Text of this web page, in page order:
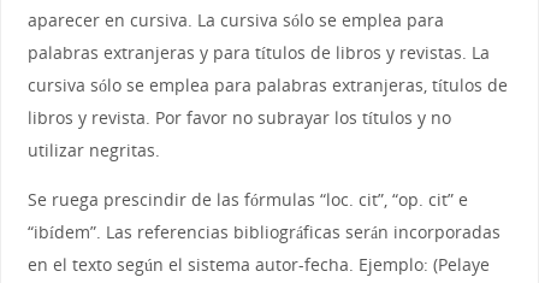
aparecer en cursiva. La cursiva sólo se emplea para
palabras extranjeras y para títulos de libros y revistas. La
cursiva sólo se emplea para palabras extranjeras, títulos de
libros y revista. Por favor no subrayar los títulos y no
utilizar negritas.
Se ruega prescindir de las fórmulas “loc. cit”, “op. cit” e
“ibídem”. Las referencias bibliográficas serán incorporadas
en el texto según el sistema autor-fecha. Ejemplo: (Pelaye